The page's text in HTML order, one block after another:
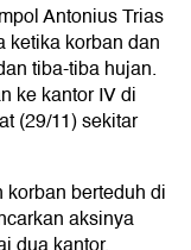
Antonius Trias
ketika korban dan
tiba-tiba hujan.
ke kantor IV di
(29/11) sekitar
berteduh di
aksinya